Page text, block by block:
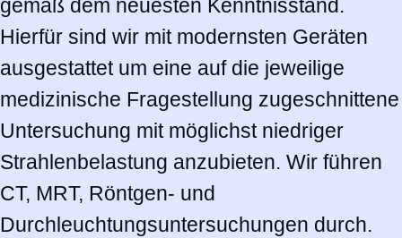
gemäß dem neuesten Kenntnisstand.
Hierfür sind wir mit modernsten Geräten
ausgestattet um eine auf die jeweilige
medizinische Fragestellung zugeschnittene
Untersuchung mit möglichst niedriger
Strahlenbelastung anzubieten. Wir führen
CT, MRT, Röntgen- und
Durchleuchtungsuntersuchungen durch.